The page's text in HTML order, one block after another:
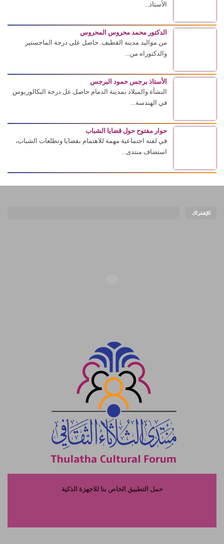
الأستاذ...
الدكتور محمد محروس المحروس
من مواليد مدينة القطيف. حاصل على درجة الماجستير
والدكتوراه من...
الأستاذ برجس حمود البرجس
النشأة والميلاد بمدينة الدمام حاصل عل درجة البكالوريوس
في الهندسة...
حوار مفتوح حول قضايا الشباب
في لفته اجتماعية مهمة للاهتمام بقضايا وتطلعات الشباب،
استضاف منتدى...
للإشتراك
حمل التطبيق الخاص بنا للاجهزة الذكية